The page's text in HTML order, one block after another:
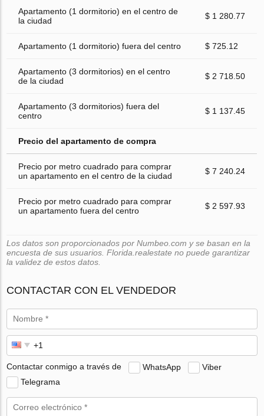
Apartamento (1 dormitorio) en el centro de
la ciudad
$ 1 280.77
Apartamento (1 dormitorio) fuera del centro $ 725.12
Apartamento (3 dormitorios) en el centro
de la ciudad
$ 2 718.50
Apartamento (3 dormitorios) fuera del
centro
$ 1 137.45
Precio del apartamento de compra
Precio por metro cuadrado para comprar
un apartamento en el centro de la ciudad
$ 7 240.24
Precio por metro cuadrado para comprar
un apartamento fuera del centro
$ 2 597.93
Los datos son proporcionados por Numbeo.com y se basan en la
encuesta de sus usuarios. Florida.realestate no puede garantizar
la validez de estos datos.
CONTACTAR CON EL VENDEDOR
Contactar conmigo a través de WhatsApp
Viber
Telegrama